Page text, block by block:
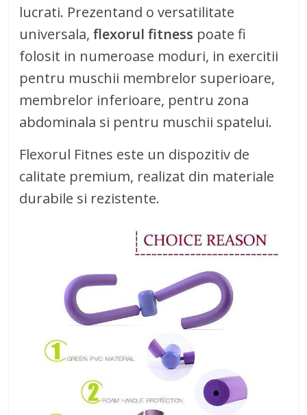
lucrati. Prezentand o versatilitate
universala,flexorul fitness poate fi
folosit in numeroase moduri, in exercitii
pentru muschii membrelor superioare,
membrelor inferioare, pentru zona
abdominala si pentru muschii spatelui.
Flexorul Fitnes este un dispozitiv de
calitate premium, realizat din materiale
durabile si rezistente.